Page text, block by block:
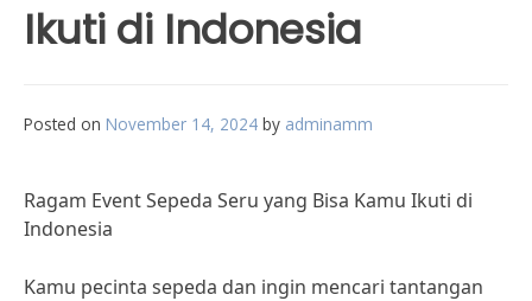
Ikuti di Indonesia
Posted on November 14, 2024 by adminamm
Ragam Event Sepeda Seru yang Bisa Kamu Ikuti di
Indonesia
Kamu pecinta sepeda dan ingin mencari tantangan